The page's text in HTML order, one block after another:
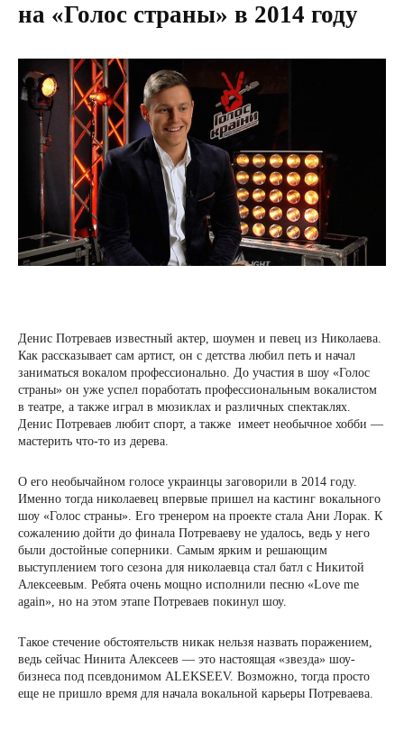
на «Голос страны» в 2014 году
Денис Потреваев известный актер, шоумен и певец из Николаева.
Как рассказывает сам артист, он с детства любил петь и начал
заниматься вокалом профессионально. До участия в шоу «Голос
страны» он уже успел поработать профессиональным вокалистом
в театре, а также играл в мюзиклах и различных спектаклях.
Денис Потреваев любит спорт, а также имеет необычное хобби —
мастерить что-то из дерева.
О его необычайном голосе украинцы заговорили в 2014 году.
Именно тогда николаевец впервые пришел на кастинг вокального
шоу «Голос страны». Его тренером на проекте стала Ани Лорак. К
сожалению дойти до финала Потреваеву не удалось, ведь у него
были достойные соперники. Самым ярким и решающим
выступлением того сезона для николаевца стал батл с Никитой
Алексеевым. Ребята очень мощно исполнили песню «Love me
again», но на этом этапе Потреваев покинул шоу.
Такое стечение обстоятельств никак нельзя назвать поражением,
ведь сейчас Нинита Алексеев — это настоящая «звезда» шоу-
бизнеса под псевдонимом ALEKSEEV. Возможно, тогда просто
еще не пришло время для начала вокальной карьеры Потреваева.